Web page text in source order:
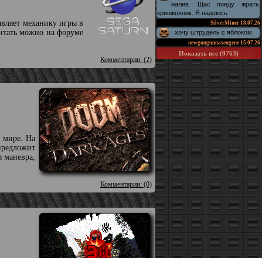
механику игры в
можно на форуме
Комментарии: (2)
мире. На
маневра,
Комментарии: (0)
налив. Щас поеду жрать
кринжовник. Я надеюсь
SilverMiner 18.07.26
хочу штрудель с яблоком
newgungunnaseugene 15.07.26
Показать все (9763)